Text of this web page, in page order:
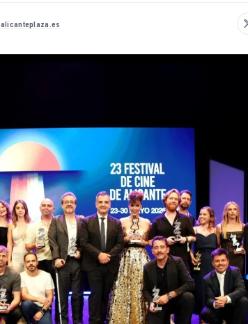
alicanteplaza.es